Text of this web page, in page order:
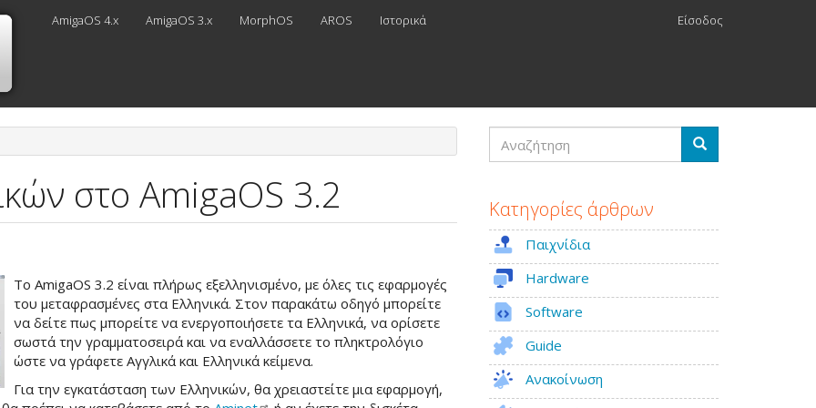
Είσοδος
AmigaOS 4.x AmigaOS 3.x MorphOS AROS Ιστορικά
στο AmigaOS 3.2
Το AmigaOS 3.2 είναι πλήρως εξελληνισμένο, με όλες τις εφαρμογές
του μεταφρασμένες στα Ελληνικά. Στον παρακάτω οδηγό μπορείτε
να δείτε πως μπορείτε να ενεργοποιήσετε τα Ελληνικά, να ορίσετε
σωστά την γραμματοσειρά και να εναλλάσσετε το πληκτρολόγιο
ώστε να γράφετε Αγγλικά και Ελληνικά κείμενα.
Για την εγκατάσταση των Ελληνικών, θα χρειαστείτε μια εφαρμογή,
Αναζήτηση
Αναζήτηση
Κατηγορίες άρθρων
Παιχνίδια
Hardware
Software
Guide
Ανακοίνωση